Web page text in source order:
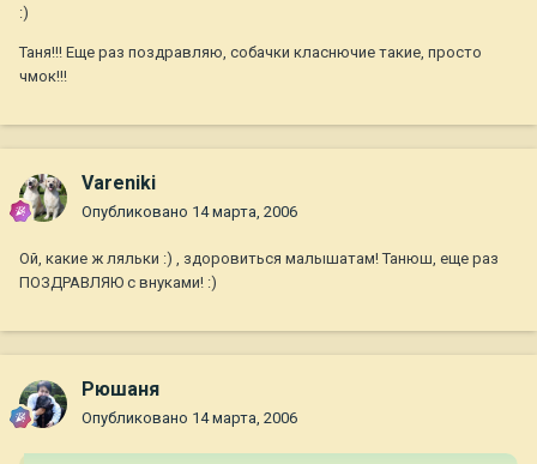
:)
Таня!!! Еще раз поздравляю, собачки класнючие такие, просто
чмок!!!
Vareniki
Опубликовано 14 марта, 2006
Ой, какие ж ляльки :) , здоровиться малышатам! Танюш, еще раз
ПОЗДРАВЛЯЮ с внуками! :)
Рюшаня
Опубликовано 14 марта, 2006